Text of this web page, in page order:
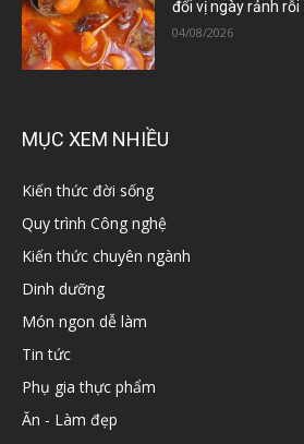
đổi vị ngày rảnh rỗi
04/08/2026
MỤC XEM NHIỀU
Kiến thức đời sống
Quy trình Công nghệ
Kiến thức chuyên ngành
Dinh dưỡng
Món ngon dễ làm
Tin tức
Phụ gia thực phẩm
Ăn - Làm đẹp